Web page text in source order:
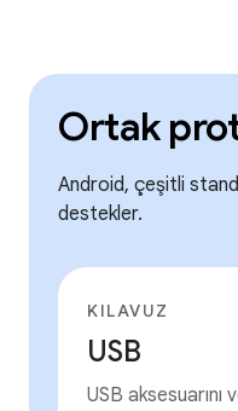
Ortak
Android, çeşitli
destekler.
KILAVUZ
USB
USB aksesuarını